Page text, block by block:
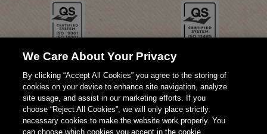
We Care About Your Privacy
By clicking “Accept All Cookies” you agree to the storing of
cookies on your device to enhance site navigation, analyze
site usage, and assist in our marketing efforts. If you
choose “Reject All Cookies”, we will only place strictly
necessary cookies to make the website work properly. You
can choose which cookies you accept in the cookie